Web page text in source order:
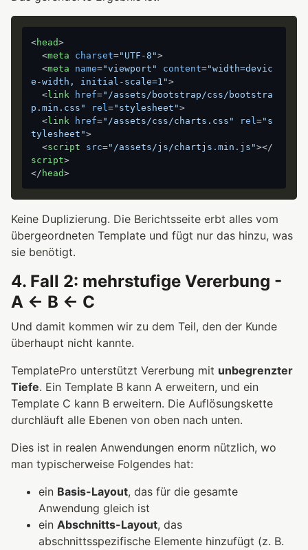
<head>
<meta charset="UTF-8">
<meta name="viewport" content="width=devic
e-width, initial-scale=1">
<link href="/assets/bootstrap/css/bootstra
p.min.css"
rel="stylesheet">
<link href="/assets/css/charts.css" rel="s
tylesheet">
<script src="/assets/js/chartjs.min.js"></
script>
</ head>
Keine Duplizierung. Die Berichtsseite erbt alles vom
übergeordneten Template und fügt nur das hinzu, was
sie benötigt.
4. Fall 2: mehrstufige Vererbung -
A ← B ← C
Und damit kommen wir zu dem Teil, den der Kunde
überhaupt nicht kannte.
TemplatePro unterstützt Vererbung mit unbegrenzter
Tiefe. Ein Template B kann A erweitern, und ein
Template C kann B erweitern. Die Auflösungskette
durchläuft alle Ebenen von oben nach unten.
Dies ist in realen Anwendungen enorm nützlich, wo
man typischerweise Folgendes hat:
ein Basis-Layout, das für die gesamte
Anwendung gleich ist
ein Abschnitts-Layout, das
abschnittsspezifische Elemente hinzufügt (z. B.